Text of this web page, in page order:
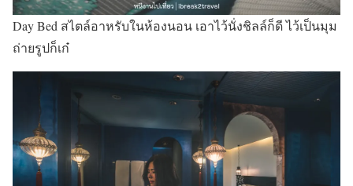
Day Bed สไตล์อาหรับในห้องนอน เอาไว้นั่งชิลล์ก็ดี ไว้เป็นมุม
ถ่ายรูปก็เก๋